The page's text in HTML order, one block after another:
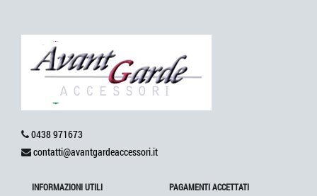
0438 971673
contatti@avantgardeaccessori.it
INFORMAZIONI UTILI PAGAMENTI ACCETTATI